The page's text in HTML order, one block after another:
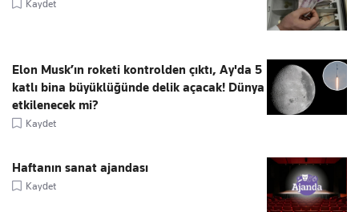
Kaydet
Elon Musk’ın roketi kontrolden çıktı, Ay'da 5
katlı bina büyüklüğünde delik açacak! Dünya
etkilenecek mi?
Kaydet
Haftanın sanat ajandası
Kaydet